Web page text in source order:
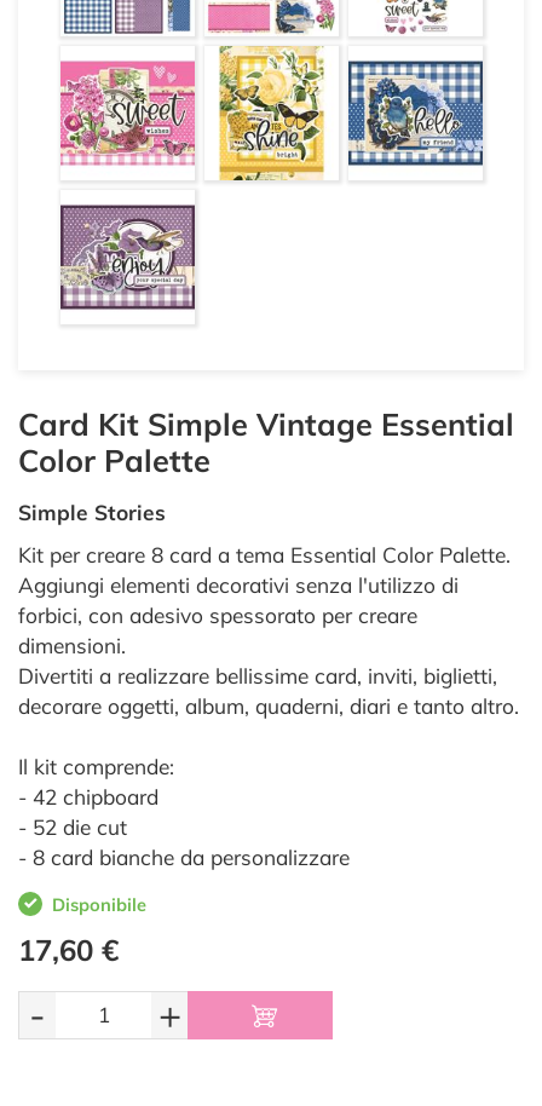
Card Kit Simple Vintage Essential
Color Palette
Simple Stories
Kit per creare 8 card a tema Essential Color Palette.
Aggiungi elementi decorativi senza l'utilizzo di
forbici, con adesivo spessorato per creare
dimensioni.
Divertiti a realizzare bellissime card, inviti, biglietti,
decorare oggetti, album, quaderni, diari e tanto altro.
Il kit comprende:
- 42 chipboard
- 52 die cut
- 8 card bianche da personalizzare
Disponibile
17,60 €
- +